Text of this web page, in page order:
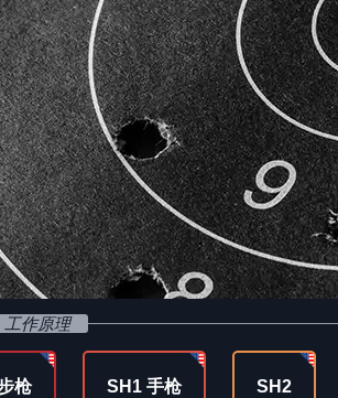
工作原理
枪 SH1 手枪 SH2